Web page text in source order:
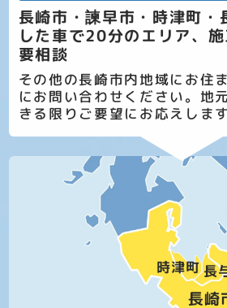
長崎市・諫早市・時津町・
した車で20分のエリア、
要相談
その他の長崎市内地域にお住
にお問い合わせください。地
きる限りご要望にお応えしま